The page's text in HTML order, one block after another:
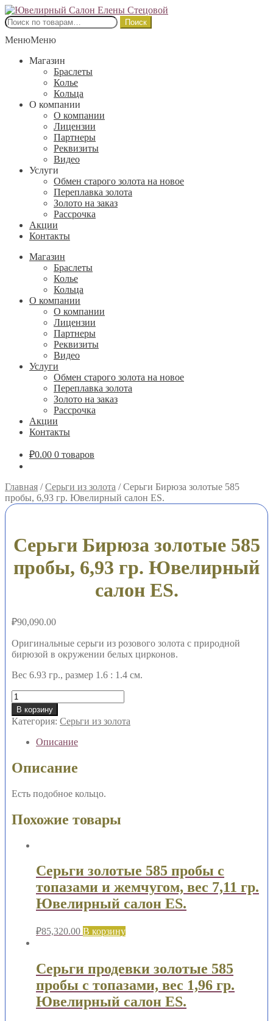
Перейти
к
навигации
Перейти
к
содержимому
Искать: Поиск
МенюМеню
Магазин
Браслеты
Колье
Кольца
О компании
О компании
Лицензии
Партнеры
Реквизиты
Видео
Услуги
Обмен старого золота на новое
Переплавка золота
Золото на заказ
Рассрочка
Акции
Контакты
Магазин
Браслеты
Колье
Кольца
О компании
О компании
Лицензии
Партнеры
Реквизиты
Видео
Услуги
Обмен старого золота на новое
Переплавка золота
Золото на заказ
Рассрочка
Акции
Контакты
₽0.00 0 товаров
Главная /Серьги из золота /Серьги Бирюза золотые 585
пробы, 6,93 гр. Ювелирный салон ES.
Серьги Бирюза золотые 585
пробы, 6,93 гр. Ювелирный
салон ES.
₽90,090.00
Оригинальные серьги из розового золота с природной
бирюзой в окружении белых цирконов.
Вес 6.93 гр., размер 1.6 : 1.4 см.
Количество
товара
Серьги
Бирюза
золотые
пробы,
6,93
Ювелирный
ES.
В корзину
Категория: Серьги из золота
Описание
Описание
Есть подобное кольцо.
Похожие товары
Серьги золотые 585 пробы с
топазами и жемчугом, вес 7,11 гр.
Ювелирный салон ES.
₽85,320.00 В корзину
Серьги продевки золотые 585
пробы с топазами, вес 1,96 гр.
Ювелирный салон ES.